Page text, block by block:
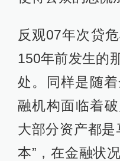
反观07年次贷
150年前发生的
处。同样是随
融机构面临着
大部分资产都是
本”，在金融状